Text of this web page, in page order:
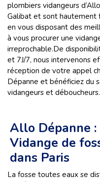
plombiers vidangeurs
Galibat et sont hautement
en vous disposant des
à vous procurer une
irreprochable.De
et 7J/7, nous intervenons
réception de votre appel
Dépanne et bénéficiez du
vidangeurs et déboucheurs.
Allo Dépanne
Vidange de
dans Paris
La fosse toutes eaux se